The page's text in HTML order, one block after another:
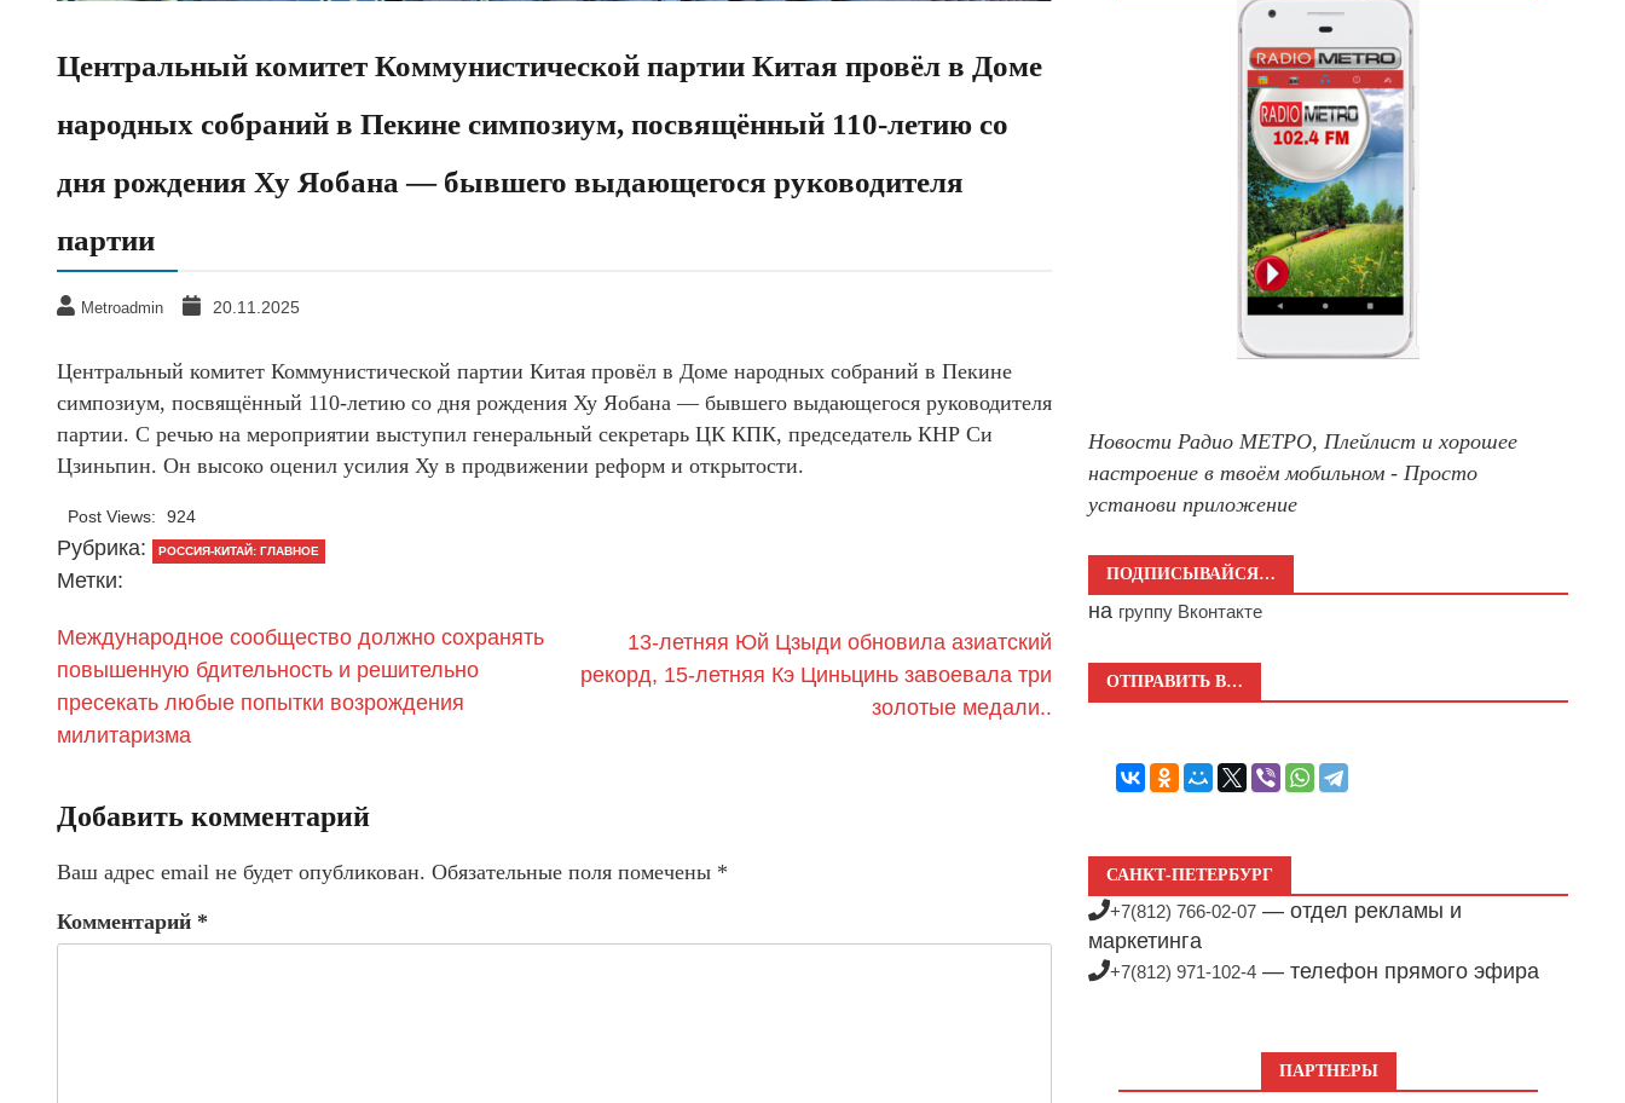
Центральный комитет Коммунистической партии Китая провёл в Доме
народных собраний в Пекине симпозиум, посвящённый 110-летию со
дня рождения Ху Яобана — бывшего выдающегося руководителя
партии
Metroadmin 20.11.2025
Центральный комитет Коммунистической партии Китая провёл в Доме народных собраний в Пекине
симпозиум, посвящённый 110-летию со дня рождения Ху Яобана — бывшего выдающегося руководителя
партии. С речью на мероприятии выступил генеральный секретарь ЦК КПК, председатель КНР Си
Цзиньпин. Он высоко оценил усилия Ху в продвижении реформ и открытости.
Post Views: 924
Рубрика: РОССИЯ-КИТАЙ: ГЛАВНОЕ
Метки:
Международное сообщество должно сохранять
повышенную бдительность и решительно
пресекать любые попытки возрождения
милитаризма
13-летняя Юй Цзыди обновила азиатский
рекорд, 15-летняя Кэ Циньцинь завоевала три
золотые медали..
Добавить комментарий
Ваш адрес email не будет опубликован. Обязательные поля помечены *
Комментарий *
Новости Радио МЕТРО, Плейлист и хорошее
настроение в твоём мобильном - Просто
установи приложение
ПОДПИСЫВАЙСЯ…
на группу Вконтакте
ОТПРАВИТЬ В…
САНКТ-ПЕТЕРБУРГ
+7(812) 766-02-07 — отдел рекламы и
маркетинга
+7(812) 971-102-4 — телефон прямого эфира
ПАРТНЕРЫ